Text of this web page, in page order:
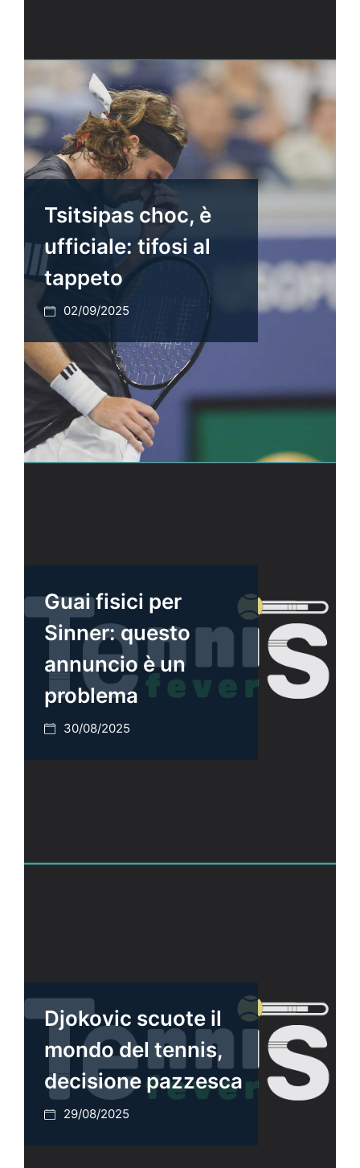
Tsitsipas choc, è
ufficiale: tifosi al
tappeto
02/09/2025
Guai fisici per
Sinner: questo
annuncio è un
problema
30/08/2025
Djokovic scuote il
mondo del tennis,
decisione pazzesca
29/08/2025